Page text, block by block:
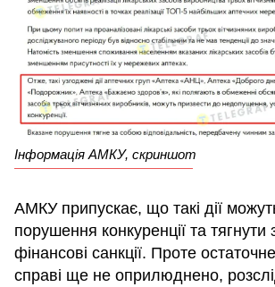
Інформація АМКУ, скриншот
АМКУ припускає, що такі дії
порушення конкуренції та тягнути
фінансові санкції. Проте
справі ще не оприлюднено,